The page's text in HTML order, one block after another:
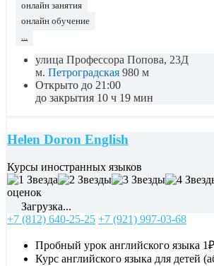
онлайн занятия
онлайн обучение
...
улица Профессора Попова, 23Д
м. Петроградская 980 м
Открыто до 21:00
до закрытия 10 ч 19 мин
Helen Doron English
Курсы иностранных языков
оценок
Загрузка...
+7 (812) 640-25-25 +7 (921) 997-03-68
Пробный урок английского языка 1₽
Курс английского языка для детей